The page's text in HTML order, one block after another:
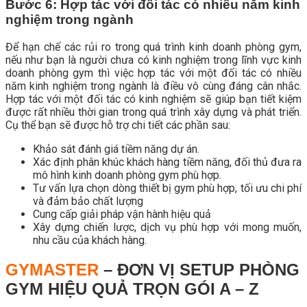
Bước 6: Hợp tác với đối tác có nhiều năm kinh
nghiệm trong ngành
Để hạn chế các rủi ro trong quá trình kinh doanh phòng gym,
nếu như bạn là người chưa có kinh nghiệm trong lĩnh vực kinh
doanh phòng gym thì việc hợp tác với một đối tác có nhiều
năm kinh nghiệm trong ngành là điều vô cùng đáng cân nhắc.
Hợp tác với một đối tác có kinh nghiệm sẽ giúp bạn tiết kiệm
được rất nhiều thời gian trong quá trình xây dựng và phát triển.
Cụ thể bạn sẽ được hỗ trợ chi tiết các phần sau:
Khảo sát đánh giá tiềm năng dự án.
Xác định phân khúc khách hàng tiềm năng, đối thủ đưa ra
mô hình kinh doanh phòng gym phù hợp.
Tư vấn lựa chọn dòng thiết bị gym phù hợp, tối ưu chi phí
và đảm bảo chất lượng
Cung cấp giải pháp vận hành hiệu quả
Xây dựng chiến lược, dịch vụ phù hợp với mong muốn,
nhu cầu của khách hàng.
GYMASTER – ĐƠN VỊ SETUP PHÒNG
GYM HIỆU QUẢ TRỌN GÓI A – Z